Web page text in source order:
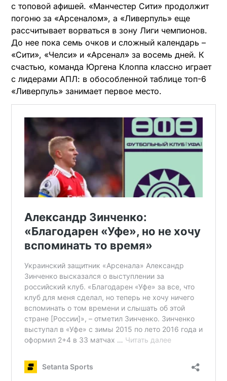
с топовой афишей. «Манчестер Сити» продолжит
погоню за «Арсеналом», а «Ливерпуль» еще
рассчитывает ворваться в зону Лиги чемпионов.
До нее пока семь очков и сложный календарь –
«Сити», «Челси» и «Арсенал» за восемь дней. К
счастью, команда Юргена Клоппа классно играет
с лидерами АПЛ: в обособленной таблице топ-6
«Ливерпуль» занимает первое место.